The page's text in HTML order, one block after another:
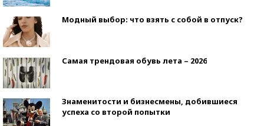
Модный выбор: что взять с собой в отпуск?
Самая трендовая обувь лета – 2026
Знаменитости и бизнесмены, добившиеся
успеха со второй попытки